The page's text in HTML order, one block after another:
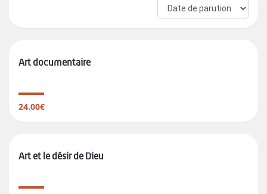
Art documentaire
24.00€
Art et le désir de Dieu